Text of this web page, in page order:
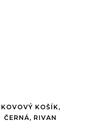
KOVOVÝ KOŠÍK,
ČERNÁ, RIVAN